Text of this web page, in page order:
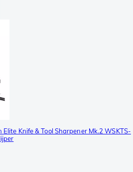
Knife & Tool Sharpener Mk.2 WSKTS-